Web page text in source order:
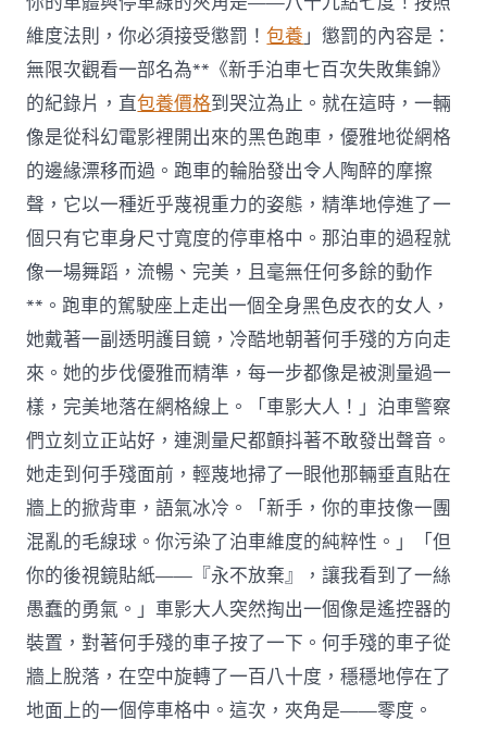
維度法則，你必須接受懲罰！包養」懲罰的內容是：
無限次觀看一部名為**《新手泊車七百次失敗集錦》
的紀錄片，直包養價格到哭泣為止。就在這時，一輛
像是從科幻電影裡開出來的黑色跑車，優雅地從網格
的邊緣漂移而過。跑車的輪胎發出令人陶醉的摩擦
聲，它以一種近乎蔑視重力的姿態，精準地停進了一
個只有它車身尺寸寬度的停車格中。那泊車的過程就
像一場舞蹈，流暢、完美，且毫無任何多餘的動作
**。跑車的駕駛座上走出一個全身黑色皮衣的女人，
她戴著一副透明護目鏡，冷酷地朝著何手殘的方向走
來。她的步伐優雅而精準，每一步都像是被測量過一
樣，完美地落在網格線上。「車影大人！」泊車警察
們立刻立正站好，連測量尺都顫抖著不敢發出聲音。
她走到何手殘面前，輕蔑地掃了一眼他那輛垂直貼在
牆上的掀背車，語氣冰冷。「新手，你的車技像一團
混亂的毛線球。你污染了泊車維度的純粹性。」「但
你的後視鏡貼紙——『永不放棄』，讓我看到了一絲
愚蠢的勇氣。」車影大人突然掏出一個像是遙控器的
裝置，對著何手殘的車子按了一下。何手殘的車子從
牆上脫落，在空中旋轉了一百八十度，穩穩地停在了
地面上的一個停車格中。這次，夾角是——零度。